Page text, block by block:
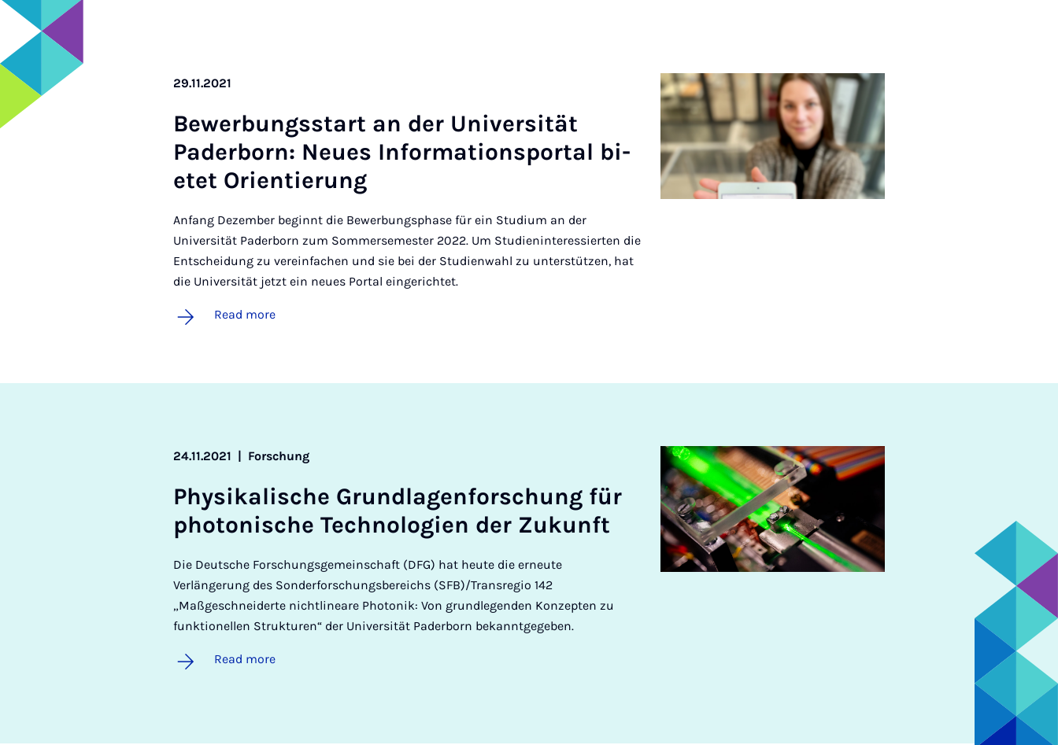
29.11.2021
Be­w­er­bungsstart an der Uni­versität
Pader­born: Neues In­form­a­tion­s­portal bi­
etet Ori­entier­ung
Anfang Dezember beginnt die Bewerbungsphase für ein Studium an der
Universität Paderborn zum Sommersemester 2022. Um Studieninteressierten die
Entscheidung zu vereinfachen und sie bei der Studienwahl zu unterstützen, hat
die Universität jetzt ein neues Portal eingerichtet.
Read more
24.11.2021 | Forschung
Physikalis­che Grundla­gen­forschung für
photon­is­che Tech­no­lo­gi­en der Zukun­ft
Die Deutsche Forschungsgemeinschaft (DFG) hat heute die erneute
Verlängerung des Sonderforschungsbereichs (SFB)/Transregio 142
„Maßgeschneiderte nichtlineare Photonik: Von grundlegenden Konzepten zu
funktionellen Strukturen“ der Universität Paderborn bekanntgegeben.
Read more